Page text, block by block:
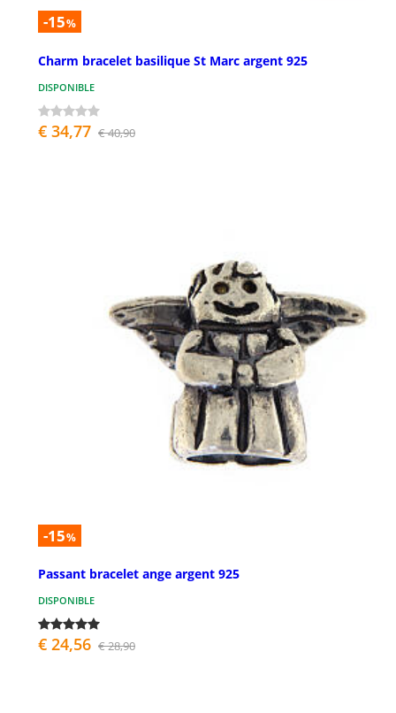
-15%
Charm bracelet basilique St Marc argent 925
DISPONIBLE
€ 34,77 € 40,90
-15%
Passant bracelet ange argent 925
DISPONIBLE
€ 24,56 € 28,90